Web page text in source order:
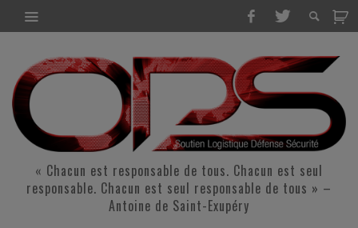
« Chacun est responsable de tous. Chacun est seul
responsable. Chacun est seul responsable de tous » –
Antoine de Saint-Exupéry